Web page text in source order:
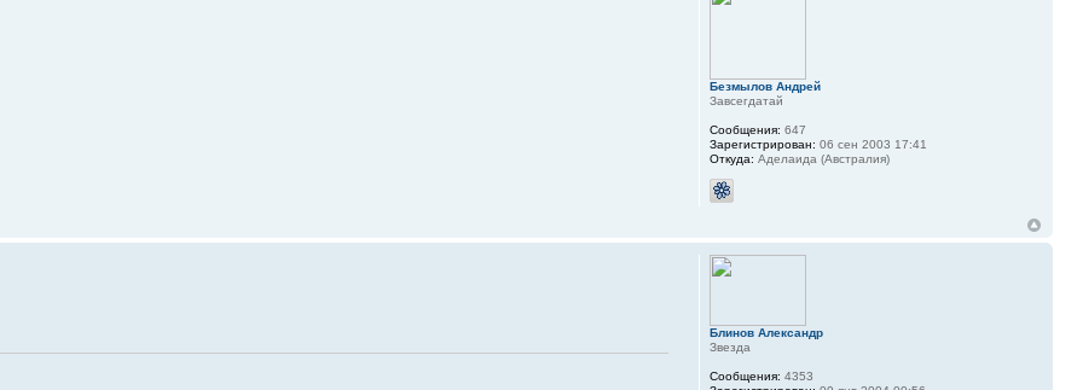
Безмылов Андрей
Завсегдатай
Сообщения: 647
Зарегистрирован: 06 сен 2003 17:41
Откуда: Аделаида (Австралия)
Блинов Александр
Звезда
Сообщения: 4353